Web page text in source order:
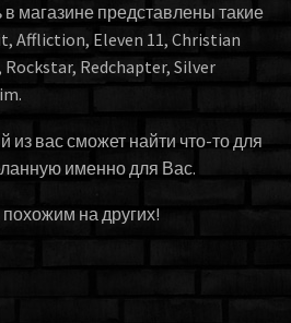
магазине представлены такие
Affliction, Eleven 11, Christian
Rockstar, Redchapter, Silver
из вас сможет найти что-то для
именно для Вас.
похожим на других!